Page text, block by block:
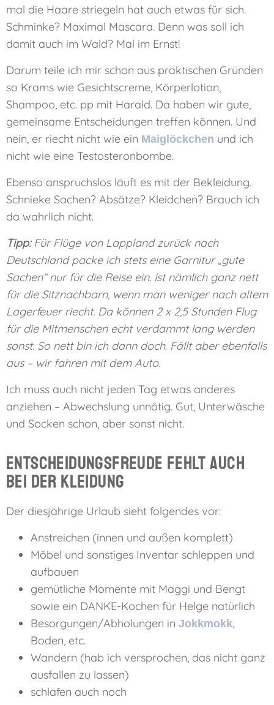
mal die Haare striegeln hat auch etwas für sich.
Schminke? Maximal Mascara. Denn was soll ich
damit auch im Wald? Mal im Ernst!
Darum teile ich mir schon aus praktischen Gründen
so Krams wie Gesichtscreme, Körperlotion,
Shampoo, etc. pp mit Harald. Da haben wir gute,
gemeinsame Entscheidungen treffen können. Und
nein, er riecht nicht wie ein Maiglöckchen und ich
nicht wie eine Testosteronbombe.
Ebenso anspruchslos läuft es mit der Bekleidung.
Schnieke Sachen? Absätze? Kleidchen? Brauch ich
da wahrlich nicht.
Tipp:Für Flüge von Lappland zurück nach
Deutschland packe ich stets eine Garnitur „gute
Sachen“ nur für die Reise ein. Ist nämlich ganz nett
für die Sitznachbarn, wenn man weniger nach altem
Lagerfeuer riecht. Da können 2 x 2,5 Stunden Flug
für die Mitmenschen echt verdammt lang werden
sonst. So nett bin ich dann doch. Fällt aber ebenfalls
aus – wir fahren mit dem Auto.
Ich muss auch nicht jeden Tag etwas anderes
anziehen – Abwechslung unnötig. Gut, Unterwäsche
und Socken schon, aber sonst nicht.
Entscheidungsfreude fehlt auch
bei der Kleidung
Der diesjährige Urlaub sieht folgendes vor:
Anstreichen (innen und außen komplett)
Möbel und sonstiges Inventar schleppen und
aufbauen
gemütliche Momente mit Maggi und Bengt
sowie ein DANKE-Kochen für Helge natürlich
Besorgungen/Abholungen in Jokkmokk,
Boden, etc.
Wandern (hab ich versprochen, das nicht ganz
ausfallen zu lassen)
schlafen auch noch